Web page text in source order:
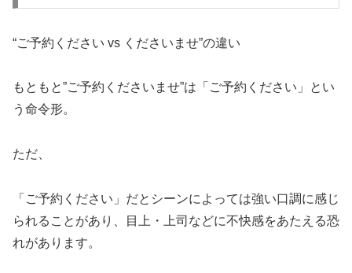
“ご予約ください vs くださいませ”の違い
もともと”ご予約くださいませ”は「ご予約ください」とい
う命令形。
ただ、
「ご予約ください」だとシーンによっては強い口調に感じ
られることがあり、目上・上司などに不快感をあたえる恐
れがあります。